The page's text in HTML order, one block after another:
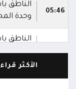
05:46
الناطق
وحدة
الناطق
حال
05:34
الأكثر